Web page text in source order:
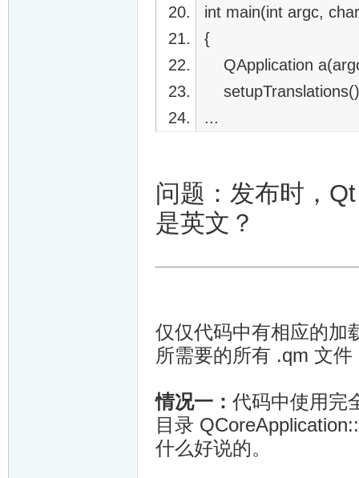
int main(int argc,
{
QApplication
...
问题：发布时，
是英文？
仅仅代码中有相应的加
所需要的所有 .qm 文
情况一： 代码中使用完
目录
什么好说的。